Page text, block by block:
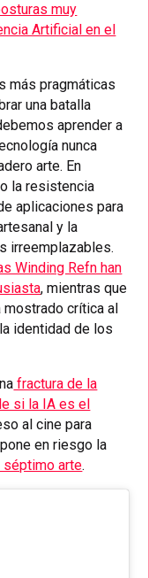
muy
Artificial en el
más pragmáticas
una batalla
aprender a
nunca
arte. En
la resistencia
aplicaciones para
y la
irreemplazables.
Winding Refn han
, mientras que
crítica al
identidad de los
fractura de la
si la IA es el
al cine para
en riesgo la
séptimo arte.